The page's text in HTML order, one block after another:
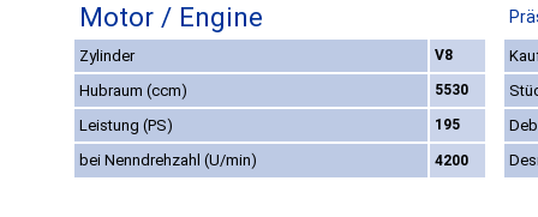
Motor / Engine
Zylinder V8
Hubraum (ccm)
5530
Leistung (PS)
195
bei Nenndrehzahl (U/min)
4200